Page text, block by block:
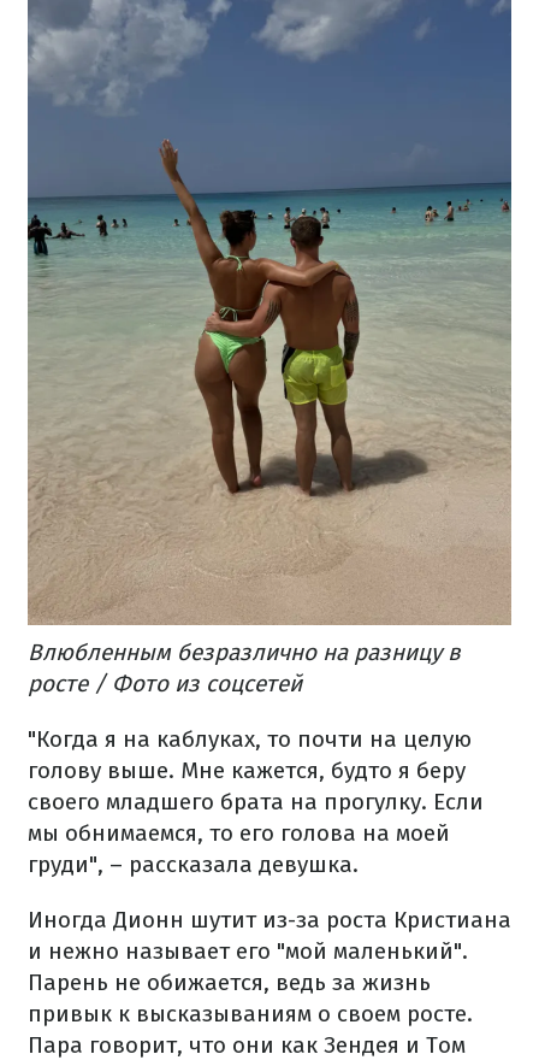
Влюбленным безразлично на разницу в
росте / Фото из соцсетей
"Когда я на каблуках, то почти на целую
голову выше. Мне кажется, будто я беру
своего младшего брата на прогулку. Если
мы обнимаемся, то его голова на моей
груди", – рассказала девушка.
Иногда Дионн шутит из-за роста Кристиана
и нежно называет его "мой маленький".
Парень не обижается, ведь за жизнь
привык к высказываниям о своем росте.
Пара говорит, что они как Зендея и Том